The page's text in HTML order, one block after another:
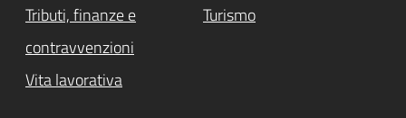
Tributi, finanze e
contravvenzioni
Turismo
Vita lavorativa